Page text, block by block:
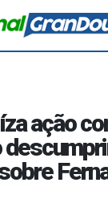
ação